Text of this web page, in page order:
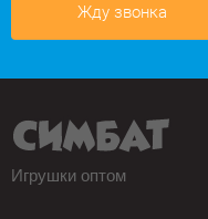
Жду звонка
Игрушки оптом